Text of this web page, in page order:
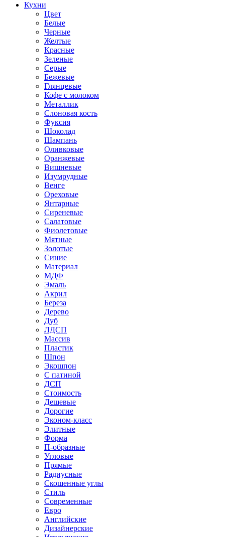
Кухни
Цвет
Белые
Черные
Желтые
Красные
Зеленые
Серые
Бежевые
Глянцевые
Кофе с молоком
Металлик
Слоновая кость
Фуксия
Шоколад
Шампань
Оливковые
Оранжевые
Вишневые
Изумрудные
Венге
Ореховые
Янтарные
Сиреневые
Салатовые
Фиолетовые
Мятные
Золотые
Синие
Материал
МДФ
Эмаль
Акрил
Береза
Дерево
Дуб
ЛДСП
Массив
Пластик
Шпон
Экошпон
С патиной
ДСП
Стоимость
Дешевые
Дорогие
Эконом-класс
Элитные
Форма
П-образные
Угловые
Прямые
Радиусные
Скошенные углы
Стиль
Современные
Евро
Английские
Дизайнерские